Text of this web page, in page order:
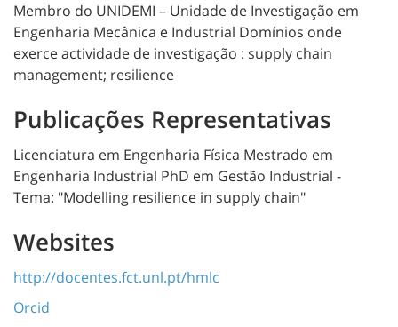
Membro do UNIDEMI – Unidade de Investigação em
Engenharia Mecânica e Industrial Domínios onde
exerce actividade de investigação : supply chain
management; resilience
Publicações Representativas
Licenciatura em Engenharia Física Mestrado em
Engenharia Industrial PhD em Gestão Industrial -
Tema: "Modelling resilience in supply chain"
Websites
http://docentes.fct.unl.pt/hmlc
Orcid